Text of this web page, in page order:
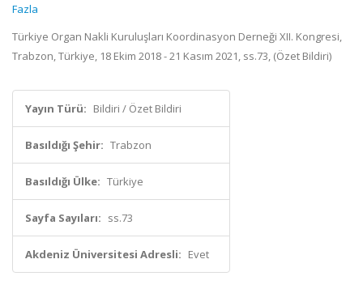
Fazla
Türkiye Organ Nakli Kuruluşları Koordinasyon Derneği XII. Kongresi,
Trabzon, Türkiye, 18 Ekim 2018 - 21 Kasım 2021, ss.73, (Özet Bildiri)
Yayın Türü: Bildiri / Özet Bildiri
Basıldığı Şehir: Trabzon
Basıldığı Ülke: Türkiye
Sayfa Sayıları: ss.73
Akdeniz Üniversitesi Adresli: Evet